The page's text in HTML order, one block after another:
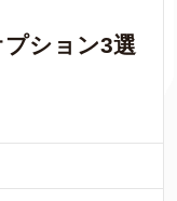
プション3選